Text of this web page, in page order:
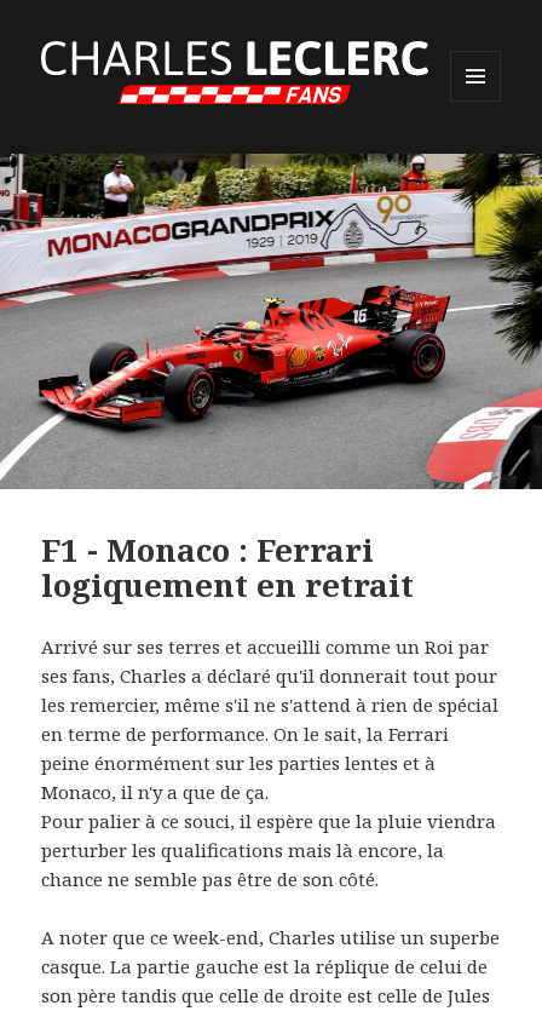
WIDGETS
F1 - Monaco : Ferrari
logiquement en retrait
Arrivé sur ses terres et accueilli comme un Roi par
ses fans, Charles a déclaré qu'il donnerait tout pour
les remercier, même s'il ne s'attend à rien de spécial
en terme de performance. On le sait, la Ferrari
peine énormément sur les parties lentes et à
Monaco, il n'y a que de ça.
Pour palier à ce souci, il espère que la pluie viendra
perturber les qualifications mais là encore, la
chance ne semble pas être de son côté.
A noter que ce week-end, Charles utilise un superbe
casque. La partie gauche est la réplique de celui de
son père tandis que celle de droite est celle de Jules